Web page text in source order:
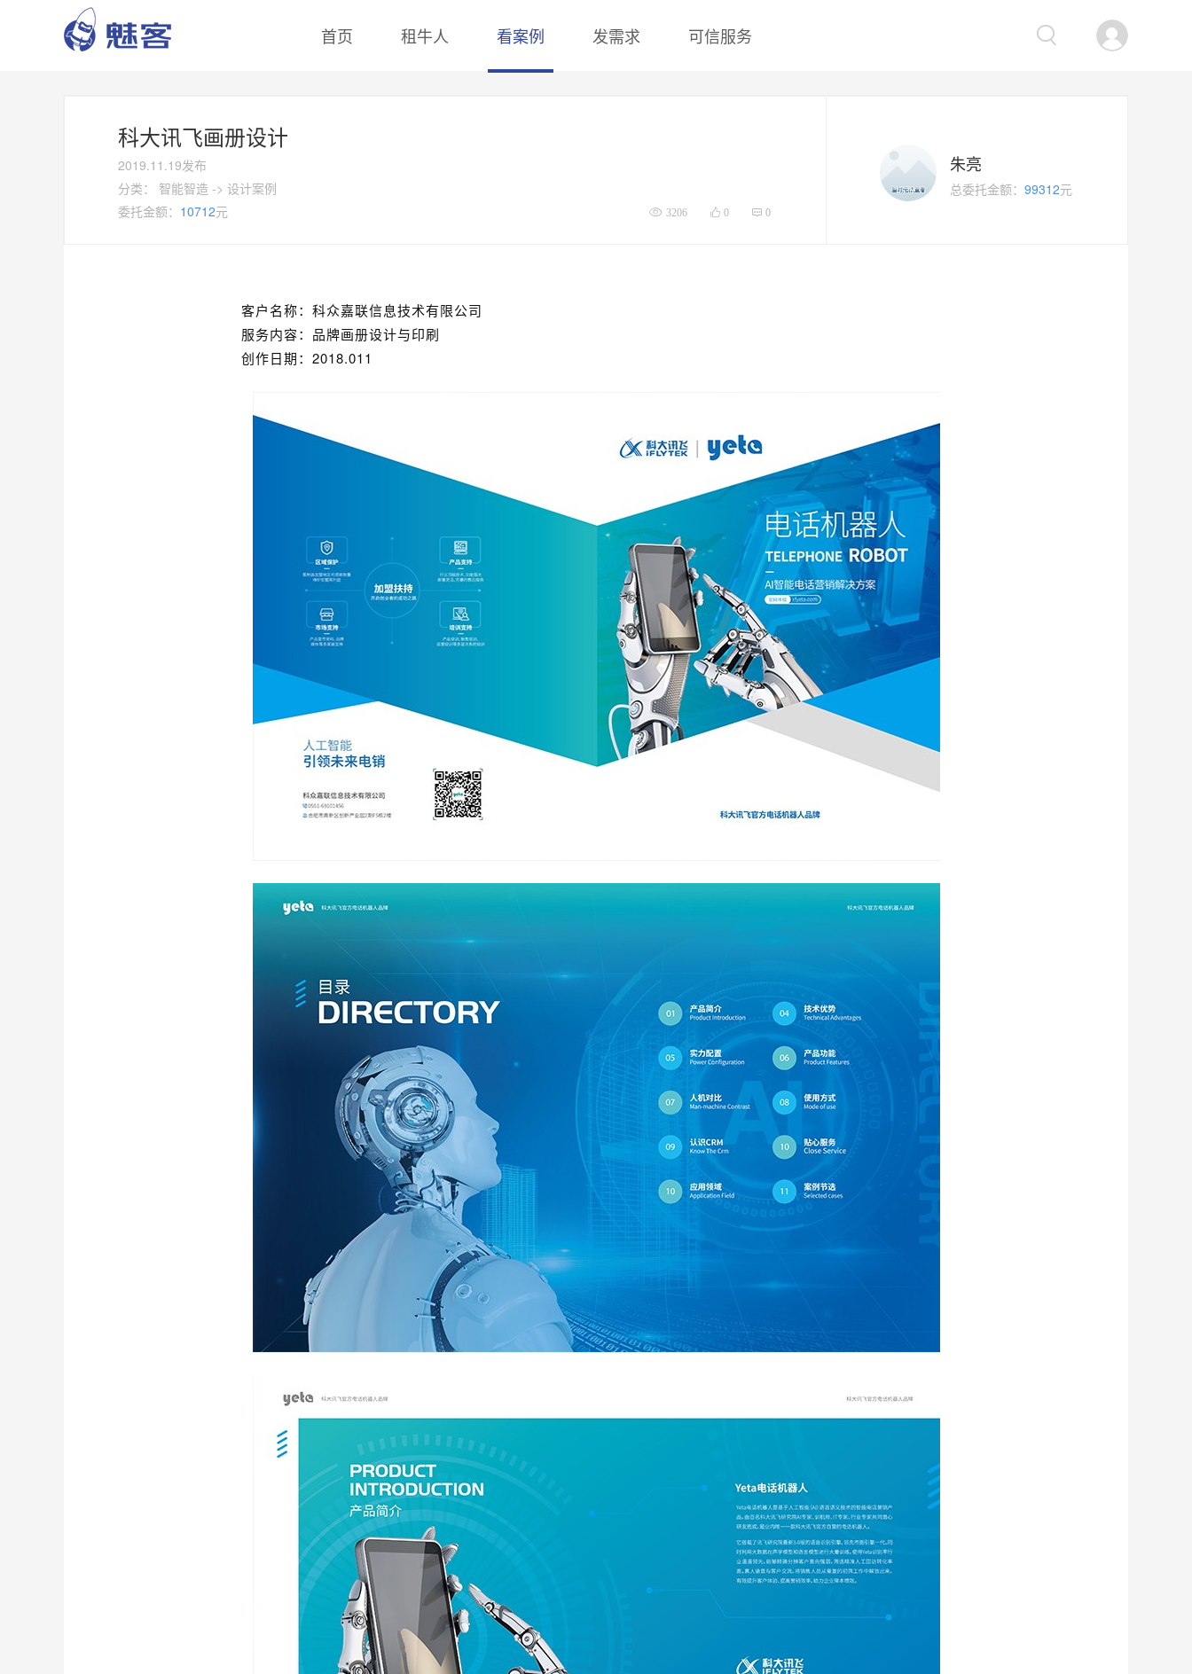
首页 租牛人 看案例 发需求 可信服务
科大讯飞画册设计
2019.11.19发布
分类： 智能智造 -> 设计案例
委托金额： 10712元 3206 0 0
朱亮
总委托金额： 99312元
客户名称：科众嘉联信息技术有限公司
服务内容：品牌画册设计与印刷
创作日期：2018.011